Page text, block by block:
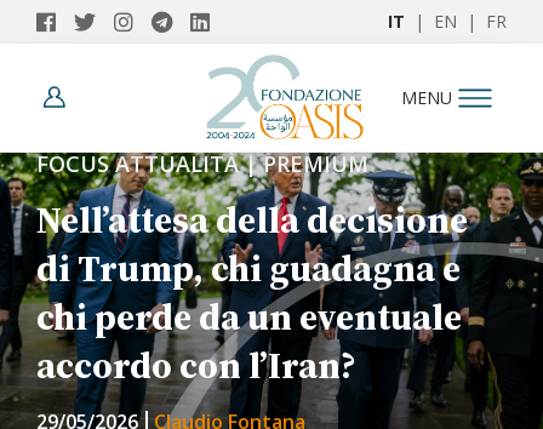
IT | EN | FR
MENU
FOCUS ATTUALITÀ | PREMIUM
Nell’attesa della decisione
di Trump, chi guadagna e
chi perde da un eventuale
accordo con l’Iran?
29/05/2026 Claudio Fontana